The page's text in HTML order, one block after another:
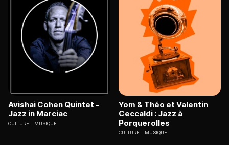
Avishai Cohen Quintet -
Jazz in Marciac
CULTURE MUSIQUE
Yom & Théo et Valentin
Ceccaldi : Jazz à
Porquerolles
CULTURE MUSIQUE